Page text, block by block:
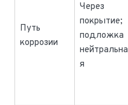
Путь
коррозии
Через
покрытие;
подложка
нейтральна
я